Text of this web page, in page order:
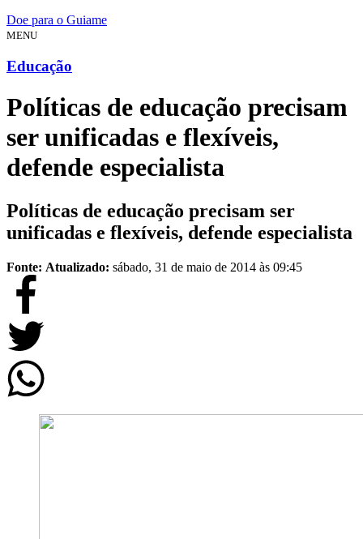
Doe para o Guiame
MENU
Educação
Políticas de educação precisam
ser unificadas e flexíveis,
defende especialista
Políticas de educação precisam ser
unificadas e flexíveis, defende especialista
Fonte: Atualizado: sábado, 31 de maio de 2014 às 09:45